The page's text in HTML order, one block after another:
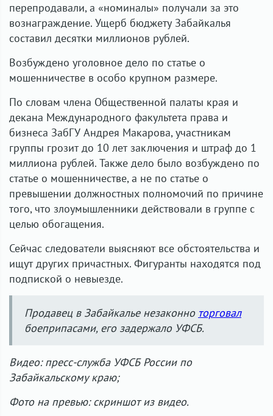
перепродавали, а «номиналы» получали за это
вознаграждение. Ущерб бюджету Забайкалья
составил десятки миллионов рублей.
Возбуждено уголовное дело по статье о
мошенничестве в особо крупном размере.
По словам члена Общественной палаты края и
декана Международного факультета права и
бизнеса ЗабГУ Андрея Макарова, участникам
группы грозит до 10 лет заключения и штраф до 1
миллиона рублей. Также дело было возбуждено по
статье о мошенничестве, а не по статье о
превышении должностных полномочий по причине
того, что злоумышленники действовали в группе с
целью обогащения.
Сейчас следователи выясняют все обстоятельства и
ищут других причастных. Фигуранты находятся под
подпиской о невыезде.
Продавец в Забайкалье незаконно торговал
боеприпасами, его задержало УФСБ.
Видео: пресс-служба УФСБ России по
Забайкальскому краю;
Фото на превью: скриншот из видео.